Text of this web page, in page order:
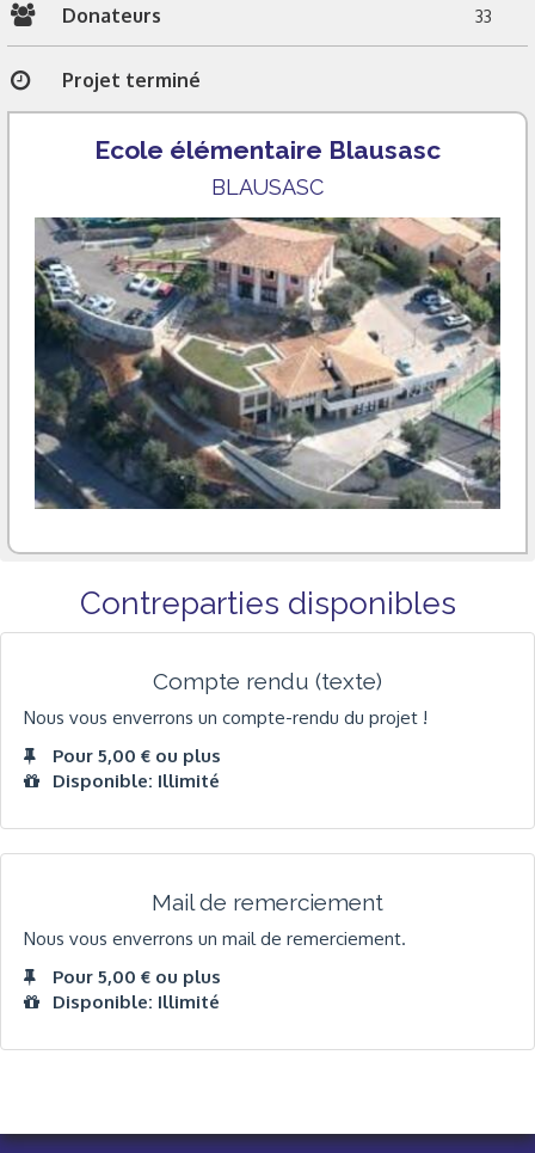
Donateurs 33
Projet terminé
Ecole élémentaire Blausasc
BLAUSASC
Contreparties disponibles
Compte rendu (texte)
Nous vous enverrons un compte-rendu du projet !
Pour 5,00 € ou plus
Disponible: Illimité
Mail de remerciement
Nous vous enverrons un mail de remerciement.
Pour 5,00 € ou plus
Disponible: Illimité